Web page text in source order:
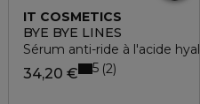
IT COSMETICS
BYE BYE LINES
Sérum anti-ride à l'acide
34,20 € 5 2